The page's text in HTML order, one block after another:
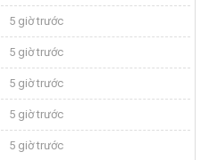
5 giờ trước
5 giờ trước
5 giờ trước
5 giờ trước
5 giờ trước